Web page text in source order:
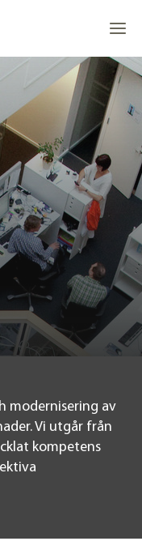
modernisering av
Vi utgår från
kompetens